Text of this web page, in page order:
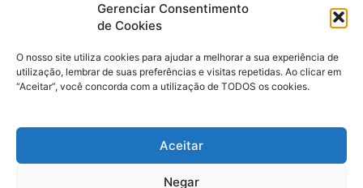
Gerenciar Consentimento
de Cookies
O nosso site utiliza cookies para ajudar a melhorar a sua experiência de
utilização, lembrar de suas preferências e visitas repetidas. Ao clicar em
“Aceitar”, você concorda com a utilização de TODOS os cookies.
Aceitar
Negar
(91) 98224 - 3111
© 2025 A Província do Pará CNPJ: 04.901.141/0001-36 End .
Trav. Quintino Bocaiuva 2301, Ed. Rogério Fernandez – Sala